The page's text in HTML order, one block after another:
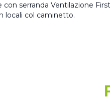
serranda Ventilazione
locali col caminetto.